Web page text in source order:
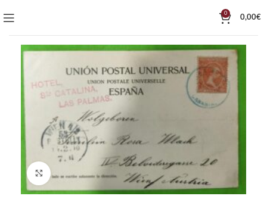
0
0,00€
Click to enlarge